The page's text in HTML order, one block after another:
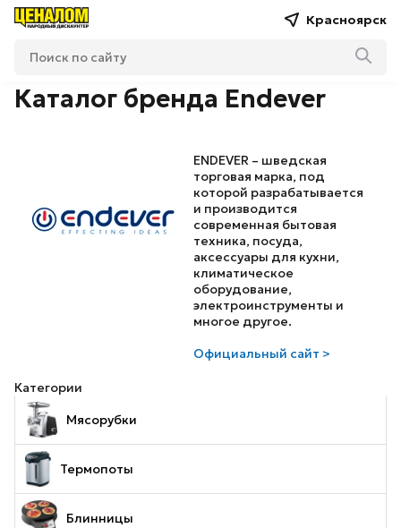
Красноярск
Каталог бренда Endever
ENDEVER – шведская
торговая марка, под
которой разрабатывается
и производится
современная бытовая
техника, посуда,
аксессуары для кухни,
климатическое
оборудование,
электроинструменты и
многое другое.
Официальный сайт >
Категории
Мясорубки
Термопоты
Блинницы